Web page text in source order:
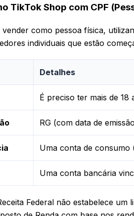
TikTok Shop com CPF
como pessoa física,
individuais que estão
Detalhes
É preciso ter mais de 18
RG (com data de
Uma conta de consumo
Uma conta bancária
Federal não estabelece um